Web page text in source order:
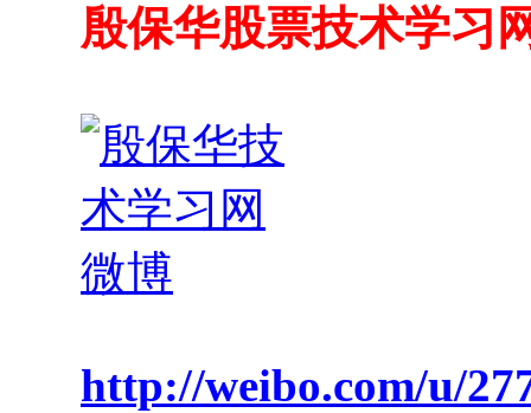
殷保华股票技术学习
http://weibo.com/u/